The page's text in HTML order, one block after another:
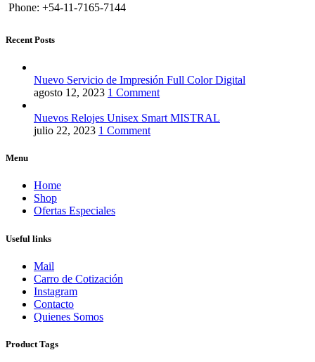
Phone: +54-11-7165-7144
Recent Posts
Nuevo Servicio de Impresión Full Color Digital
agosto 12, 2023 1 Comment
Nuevos Relojes Unisex Smart MISTRAL
julio 22, 2023 1 Comment
Menu
Home
Shop
Ofertas Especiales
Useful links
Mail
Carro de Cotización
Instagram
Contacto
Quienes Somos
Product Tags